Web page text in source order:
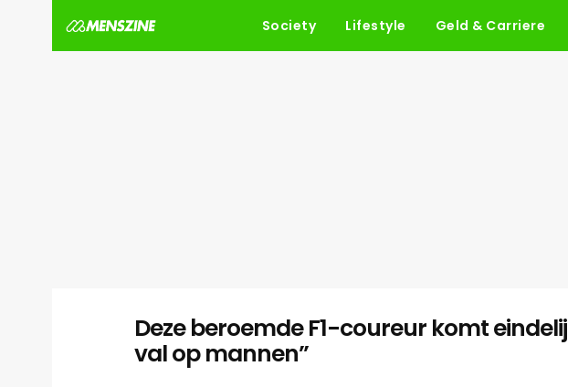
Society Lifestyle Geld & Carriere
Deze beroemde F1-coureur komt
val op mannen”